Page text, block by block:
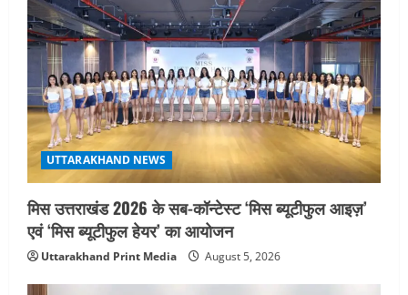
UTTARAKHAND NEWS
मिस उत्तराखंड 2026 के सब-कॉन्टेस्ट ‘मिस ब्यूटीफुल आइज़’
एवं ‘मिस ब्यूटीफुल हेयर’ का आयोजन
Uttarakhand Print Media August 5, 2026